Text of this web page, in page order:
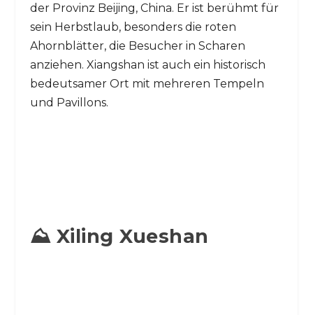
der Provinz Beijing, China. Er ist berühmt für
sein Herbstlaub, besonders die roten
Ahornblätter, die Besucher in Scharen
anziehen. Xiangshan ist auch ein historisch
bedeutsamer Ort mit mehreren Tempeln
und Pavillons.
⛰️ Xiling Xueshan